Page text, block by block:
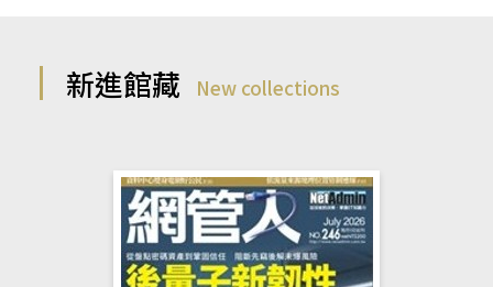
新進館藏 New collections